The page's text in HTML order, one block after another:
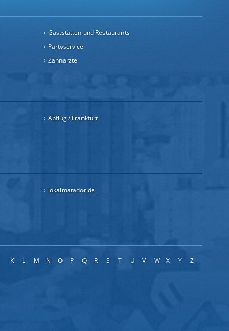
Gaststätten und Restaurants
Partyservice
Zahnärzte
Abflug / Frankfurt
lokalmatador.de
K L M N O P Q R S T U V W X Y Z